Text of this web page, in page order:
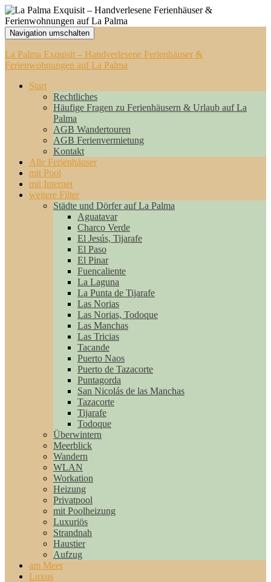
Navigation umschalten
La Palma Exquisit – Handverlesene Ferienhäuser &
Ferienwohnungen auf La Palma
Start
Rechtliches
Häufige Fragen zu Ferienhäusern & Urlaub auf La
Palma
AGB Wandertouren
AGB Ferienvermietung
Kontakt
Alle Ferienhäuser
mit Pool
mit Internet
weitere Filter
Städte und Dörfer auf La Palma
Aguatavar
Charco Verde
El Jesús, Tijarafe
El Paso
El Pinar
Fuencaliente
La Laguna
La Punta de Tijarafe
Las Norias
Las Norias, Todoque
Las Manchas
Las Tricias
Tacande
Puerto Naos
Puerto de Tazacorte
Puntagorda
San Nicolás de las Manchas
Tazacorte
Tijarafe
Todoque
Überwintern
Meerblick
Wandern
WLAN
Workation
Heizung
Privatpool
mit Poolheizung
Luxuriös
Strandnah
Haustier
Aufzug
am Meer
Luxus